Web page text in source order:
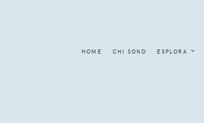
HOME CHI SONO ESPLORA